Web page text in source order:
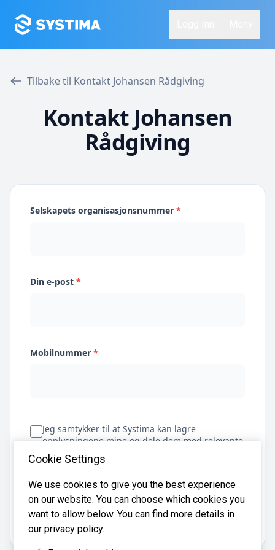
Tilbake til Kontakt Johansen Rådgiving
Kontakt Johansen
Rådgiving
Selskapets organisasjonsnummer *
Din e-post *
Mobilnummer *
Jeg samtykker til at Systima kan lagre
opplysningene mine og dele dem med relevante
regnskapsbyråer for å hjelpe meg å finne
regnskapsfører
Få tilbud
Cookie Settings
We use cookies to give you the best experience
on our website. You can choose which cookies you
want to allow below. You can find more details in
our privacy policy.